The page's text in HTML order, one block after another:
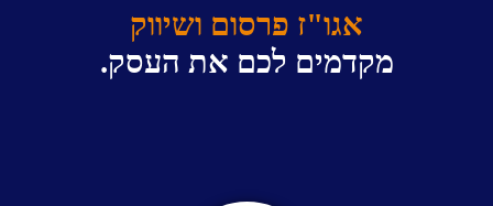
אגו"ז פרסום ושיווק
מקדמים לכם את העסק.